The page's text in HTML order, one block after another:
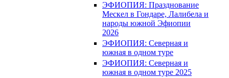
ЭФИОПИЯ: Празднование
Мескел в Гондаре, Лалибела и
народы южной Эфиопии
2026
ЭФИОПИЯ: Северная и
южная в одном туре
ЭФИОПИЯ: Северная и
южная в одном туре 2025